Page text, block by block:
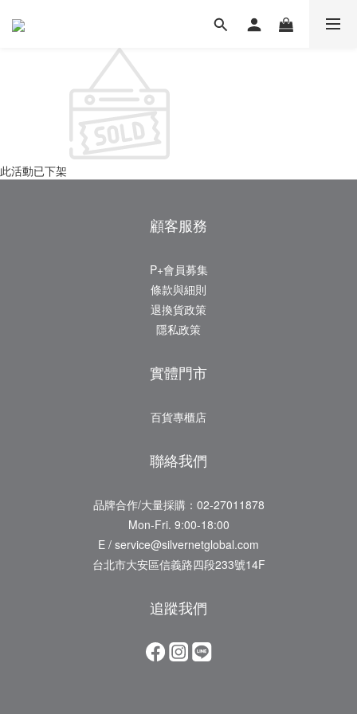
此活動已下架
顧客服務
P+會員募集
條款與細則
退換貨政策
隱私政策
實體門市
百貨專櫃店
聯絡我們
品牌合作/大量採購：02-27011878
Mon-Fri. 9:00-18:00
E / service@silvernetglobal.com
台北市大安區信義路四段233號14F
追蹤我們